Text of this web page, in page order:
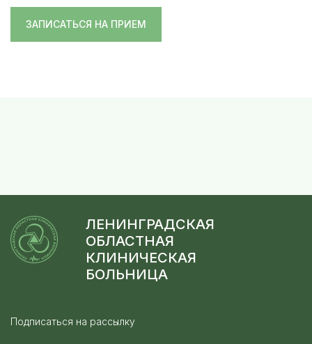
ЗАПИСАТЬСЯ НА ПРИЕМ
ЛЕНИНГРАДСКАЯ
ОБЛАСТНАЯ
КЛИНИЧЕСКАЯ
БОЛЬНИЦА
Подписаться на рассылку